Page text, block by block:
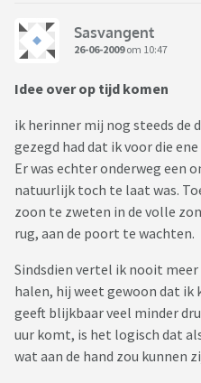
Sasvangent
26-06-2009om 10:47
Idee over op tijd komen
ik herinner mij nog steeds de
gezegd had dat ik voor die
Er was echter onderweg een
natuurlijk toch te laat was.
zoon te zweten in de volle
rug, aan de poort te wachten.
Sindsdien vertel ik nooit
halen, hij weet gewoon dat ik
geeft blijkbaar veel minder
uur komt, is het logisch dat
wat aan de hand zou kunnen